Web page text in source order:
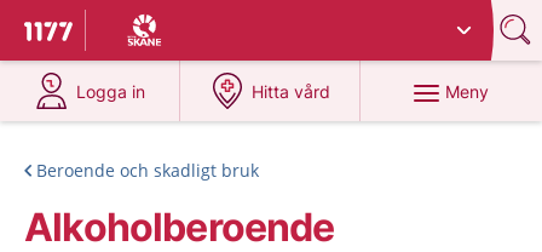
Till startsidan för 1177
Du har valt region
Logga in
på 1177.se
Hitta vård
på 1177.se
Meny
Beroende och skadligt bruk
Alkoholberoende